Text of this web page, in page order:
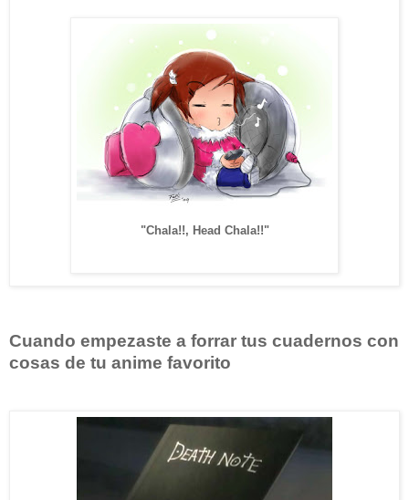
"Chala!!, Head Chala!!"
Cuando empezaste a forrar tus cuadernos con
cosas de tu anime favorito